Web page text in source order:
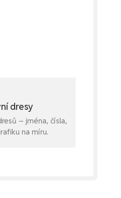
dresy
– jména, čísla,
na míru.